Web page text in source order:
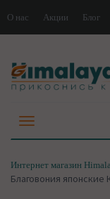
О нас Акции Блог
Интернет магазин
Благовония